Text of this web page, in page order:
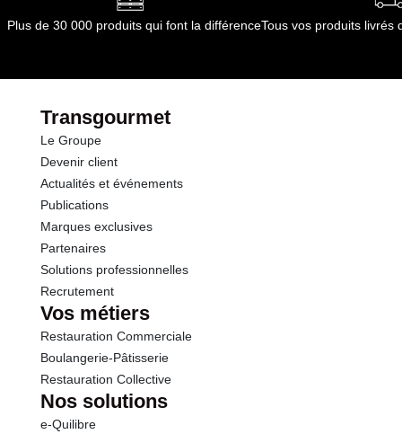
dont Acides gras saturés 0.01 g
dont Sucres
Fibres
Protéines
Sel
Plus de 30 000 produits qui font la différenceTous vos produits livrés
Transgourmet
Le Groupe
Devenir client
Actualités et événements
Publications
Marques exclusives
Partenaires
Solutions professionnelles
Recrutement
Vos métiers
Restauration Commerciale
Boulangerie-Pâtisserie
Restauration Collective
Nos solutions
e-Quilibre